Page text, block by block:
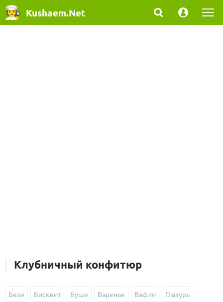
Kushaem.Net
Клубничный конфитюр
Безе Бисквит Буше Варенье Вафли Глазурь